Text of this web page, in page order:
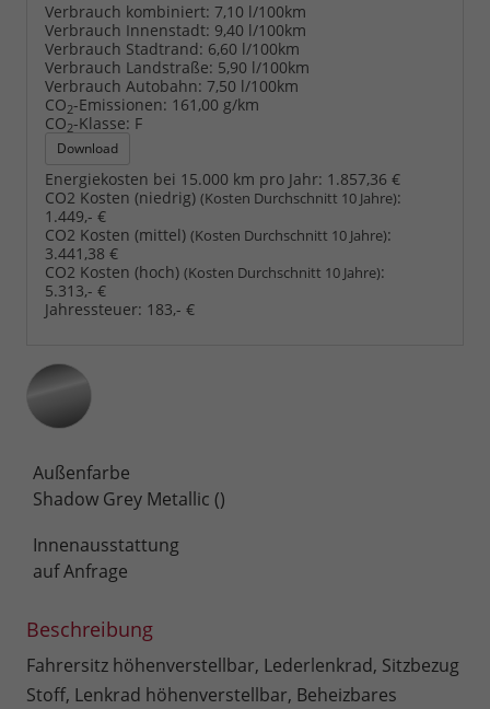
Verbrauch kombiniert: 7,10 l/100km
Verbrauch Innenstadt: 9,40 l/100km
Verbrauch Stadtrand: 6,60 l/100km
Verbrauch Landstraße: 5,90 l/100km
Verbrauch Autobahn: 7,50 l/100km
CO2-Emissionen: 161,00 g/km
CO2-Klasse: F
Download
Energiekosten bei 15.000 km pro Jahr: 1.857,36 €
CO2 Kosten (niedrig) (Kosten Durchschnitt 10 Jahre):
1.449,- €
CO2 Kosten (mittel) (Kosten Durchschnitt 10 Jahre):
3.441,38 €
CO2 Kosten (hoch) (Kosten Durchschnitt 10 Jahre):
5.313,- €
Jahressteuer: 183,- €
Außenfarbe
Shadow Grey Metallic ()
Innenausstattung
auf Anfrage
Beschreibung
Fahrersitz höhenverstellbar, Lederlenkrad, Sitzbezug
Stoff, Lenkrad höhenverstellbar, Beheizbares